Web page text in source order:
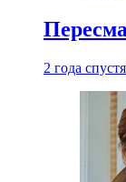
2 года спустя